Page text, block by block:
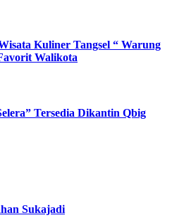
Kuliner Tangsel “ Warung
Walikota
Tersedia Dikantin Qbig
Sukajadi